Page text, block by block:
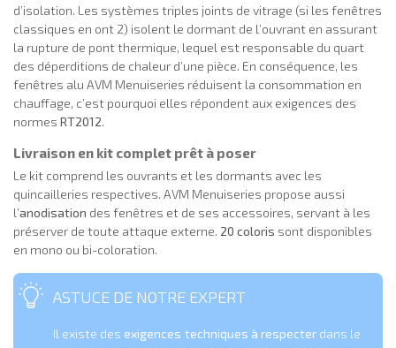
d’isolation. Les systèmes triples joints de vitrage (si les fenêtres
classiques en ont 2) isolent le dormant de l’ouvrant en assurant
la rupture de pont thermique, lequel est responsable du quart
des déperditions de chaleur d’une pièce. En conséquence, les
fenêtres alu AVM Menuiseries réduisent la consommation en
chauffage, c’est pourquoi elles répondent aux exigences des
normes RT2012.
Livraison en kit complet prêt à poser
Le kit comprend les ouvrants et les dormants avec les
quincailleries respectives. AVM Menuiseries propose aussi
l’anodisation des fenêtres et de ses accessoires, servant à les
préserver de toute attaque externe. 20 coloris sont disponibles
en mono ou bi-coloration.
ASTUCE DE NOTRE EXPERT
Il existe des exigences techniques à respecterdans le